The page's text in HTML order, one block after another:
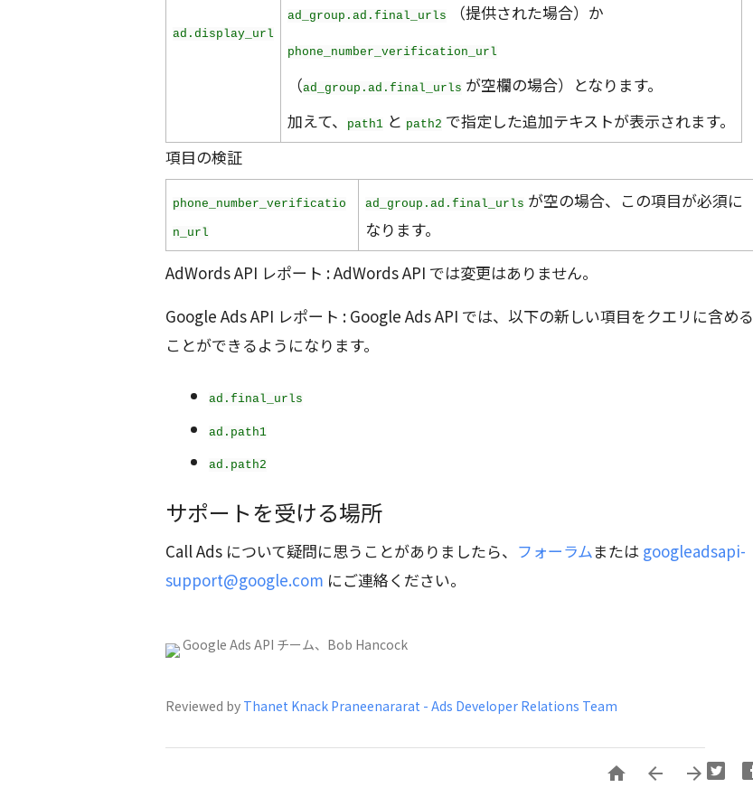
ad.display_url
ad_group.ad.final_urls （提供された場合）か
phone_number_verification_url
（ad_group.ad.final_urls が空欄の場合）となります。
加えて、
path1 と path2 で指定した追加テキストが表示されます。
項目の検証
phone_number_verificatio
n_url
ad_group.ad.final_urls が空の場合、この項目が必須に
なります。
AdWords API レポート : AdWords API では変更はありません。
Google Ads API レポート : Google Ads API では、以下の新しい項目をクエリに含める
ことができるようになります。
ad.final_urls
ad.path1
ad.path2
サポートを受ける場所
Call Ads について疑問に思うことがありましたら、 フォーラムまたは googleadsapi-
support@google.com にご連絡ください。
Google Ads API チーム、Bob Hancock
Reviewed by Thanet Knack Praneenararat - Ads Developer Relations Team
  